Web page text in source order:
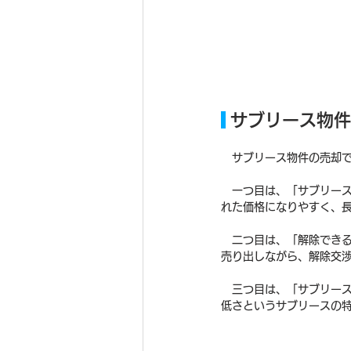
サブリース物
サブリース物件の売却
一つ目は、「サブリー
れた価格になりやすく、
二つ目は、「解除でき
売り出しながら、解除交
三つ目は、「サブリー
低さというサブリースの